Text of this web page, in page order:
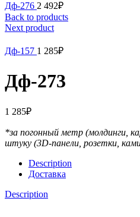
Дф-276 2 492₽
Back to products
Next product
Дф-157 1 285₽
Дф-273
1 285₽
*за погонный метр (молдинги,
штуку (3D-панели, розетки,
Description
Доставка
Description